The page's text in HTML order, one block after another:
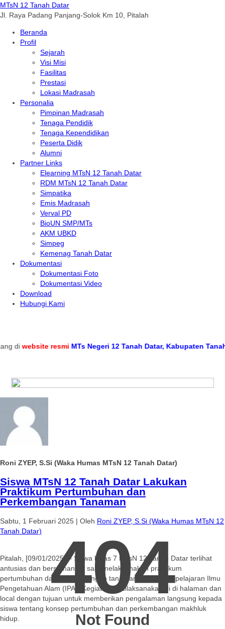
MTsN 12 Tanah Datar
Jl. Raya Padang Panjang-Solok Km 10, Pitalah
Beranda
Profil
Sejarah
Visi Misi
Fasilitas
Prestasi
Lokasi Madrasah
Personalia
Pimpinan Madrasah
Tenaga Pendidik
Tenaga Kependidikan
Peserta Didik
Alumni
Partner Links
Elearning MTsN 12 Tanah Datar
RDM MTsN 12 Tanah Datar
Simpatika
Emis Madrasah
Verval PD
BioUN SMP/MTs
AKM UBKD
Simpeg
Kemenag Tanah Datar
Dokumentasi
Dokumentasi Foto
Dokumentasi Video
Download
Hubungi Kami
diwebsite resmi MTs Negeri 12 Tanah Datar, Kabupaten Tanah
Roni ZYEP, S.Si (Waka Humas MTsN 12 Tanah Datar)
Siswa MTsN 12 Tanah Datar Lakukan
Praktikum Pertumbuhan dan
Perkembangan Tanaman
Sabtu, 1 Februari 2025 | Oleh Roni ZYEP, S.Si (Waka Humas MTsN 12
Tanah Datar)
Pitalah, [09/01/2025] – Siswa kelas 7 MTsN 12 Tanah Datar terlihat
antusias dan bersemangat saat melaksanakan praktikum
pertumbuhan dan perkembangan tanaman pada mata pelajaran Ilmu
Pengetahuan Alam (IPA). Kegiatan ini dilaksanakan di di halaman dan
local dengan tujuan untuk memberikan pengalaman langsung kepada
siswa tentang konsep pertumbuhan dan perkembangan makhluk
hidup.
404
Not Found